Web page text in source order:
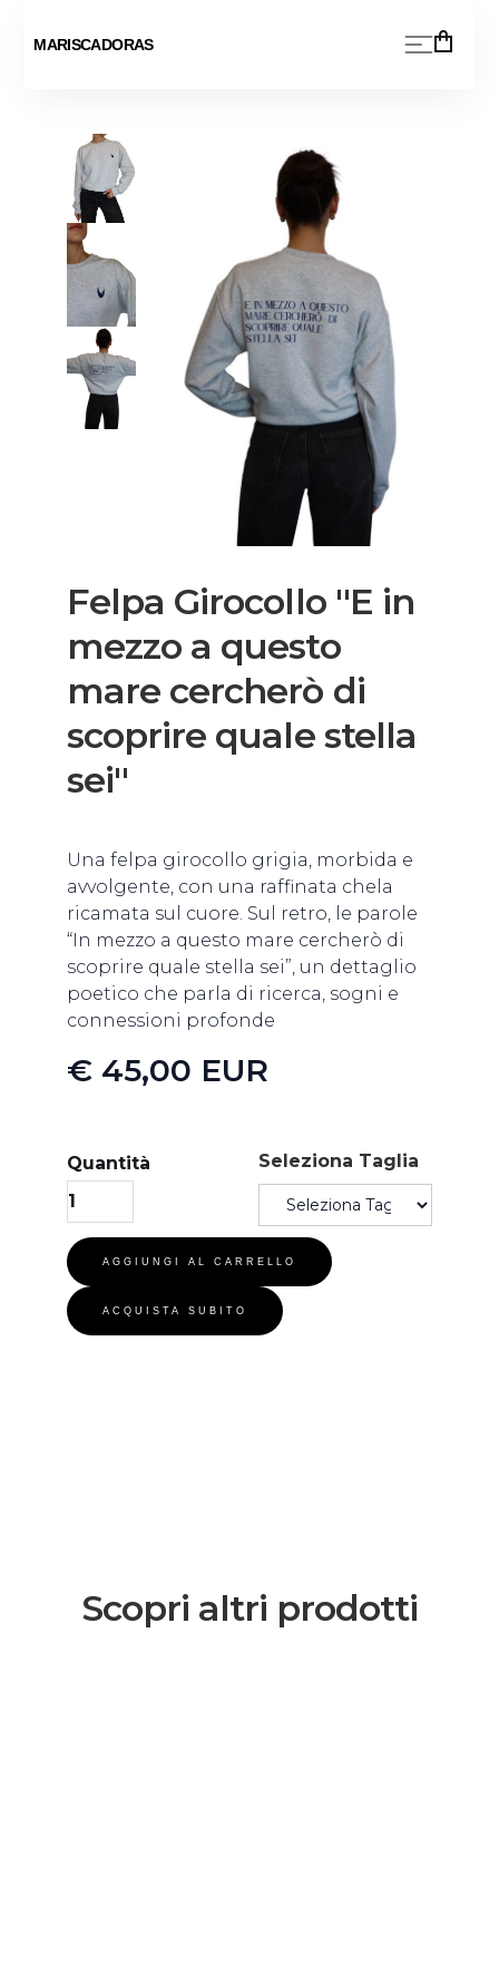
MARISCADORAS
Felpa Girocollo ''E in
mezzo a questo
mare cercherò di
scoprire quale stella
sei''
Una felpa girocollo grigia, morbida e
avvolgente, con una raffinata chela
ricamata sul cuore. Sul retro, le parole
“In mezzo a questo mare cercherò di
scoprire quale stella sei”, un dettaglio
poetico che parla di ricerca, sogni e
connessioni profonde
€ 45,00 EUR
Quantità Seleziona Taglia
ACQUISTA SUBITO
Scopri altri prodotti